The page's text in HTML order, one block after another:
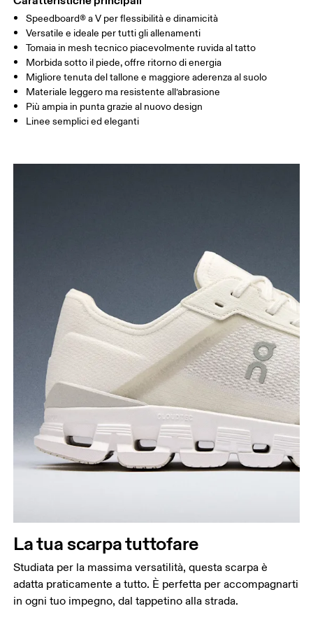
Speedboard® a V per flessibilità e dinamicità
Versatile e ideale per tutti gli allenamenti
Tomaia in mesh tecnico piacevolmente ruvida al tatto
Morbida sotto il piede, offre ritorno di energia
Migliore tenuta del tallone e maggiore aderenza al suolo
Materiale leggero ma resistente all’abrasione
Più ampia in punta grazie al nuovo design
Linee semplici ed eleganti
La tua scarpa tuttofare
Studiata per la massima versatilità, questa scarpa è
adatta praticamente a tutto. È perfetta per accompagnarti
in ogni tuo impegno, dal tappetino alla strada.